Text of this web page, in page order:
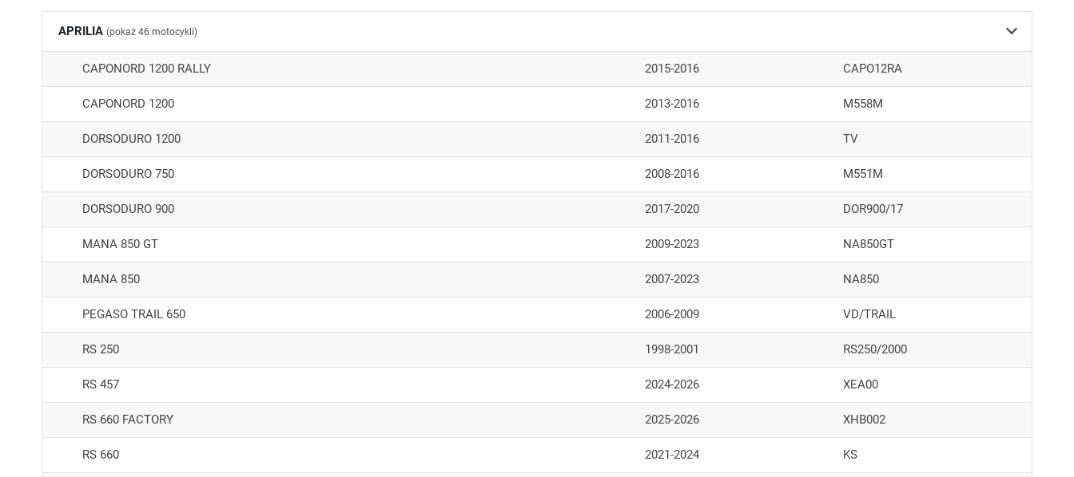
APRILIA (pokaż 46 motocykli)
CAPONORD 1200 RALLY 2015-2016 CAPO12RA
CAPONORD 1200 2013-2016 M558M
DORSODURO 1200 2011-2016 TV
DORSODURO 750 2008-2016 M551M
DORSODURO 900 2017-2020 DOR900/17
MANA 850 GT 2009-2023 NA850GT
MANA 850 2007-2023 NA850
PEGASO TRAIL 650 2006-2009 VD/TRAIL
RS 250 1998-2001 RS250/2000
RS 457 2024-2026 XEA00
RS 660 FACTORY 2025-2026 XHB002
RS 660 2021-2024 KS